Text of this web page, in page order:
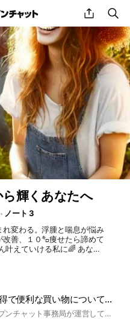
share
輝くあなたへ
ノート 3
変わる。浮腫と喘息が悩み
善、１０㌔痩せたら諦めて
叶えていける私に🌈 あなた
ー#アンチエイジング#腸活
節約・ポイ活応援！お得で便利な買い物について話す部屋【LY公式運営】
LINEヤフー株式会社 オープンチャット事務局が運営しています。